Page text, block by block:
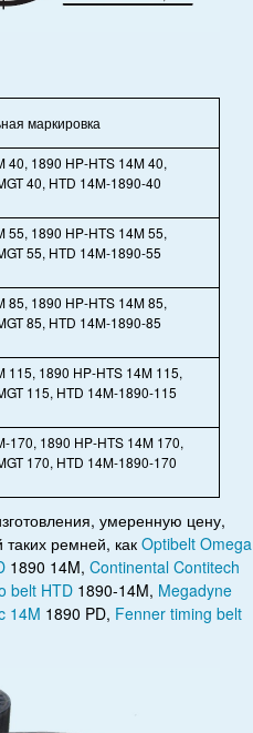
маркировка
40, 1890 HP-HTS 14M 40,
40, HTD 14M-1890-40
55, 1890 HP-HTS 14M 55,
55, HTD 14M-1890-55
85, 1890 HP-HTS 14M 85,
85, HTD 14M-1890-85
115, 1890 HP-HTS 14M 115,
115, HTD 14M-1890-115
170, 1890 HP-HTS 14M 170,
170, HTD 14M-1890-170
умеренную цену,
таких ремней, как Optibelt Omega
1890 14M, Continental Contitech
belt HTD 1890-14M, Megadyne
14M 1890 PD, Fenner timing belt